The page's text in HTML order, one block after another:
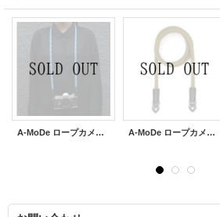
A-MoDe ロープカメラストラップ 120cm【ブルーパターン】 A-MoDe ロープカメラストラップ 120cm【グリーン】